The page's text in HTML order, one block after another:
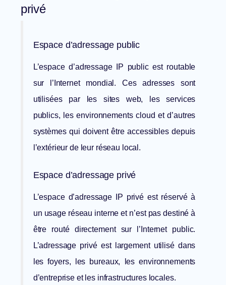
privé
Espace d’adressage public
L’espace d’adressage IP public est routable
sur l’Internet mondial. Ces adresses sont
utilisées par les sites web, les services
publics, les environnements cloud et d’autres
systèmes qui doivent être accessibles depuis
l’extérieur de leur réseau local.
Espace d’adressage privé
L’espace d’adressage IP privé est réservé à
un usage réseau interne et n’est pas destiné à
être routé directement sur l’Internet public.
L’adressage privé est largement utilisé dans
les foyers, les bureaux, les environnements
d’entreprise et les infrastructures locales.